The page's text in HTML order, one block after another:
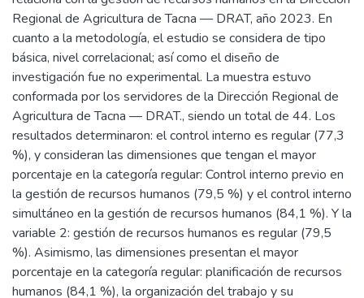
Regional de Agricultura de Tacna — DRAT, año 2023. En
cuanto a la metodología, el estudio se considera de tipo
básica, nivel correlacional; así como el diseño de
investigación fue no experimental. La muestra estuvo
conformada por los servidores de la Dirección Regional de
Agricultura de Tacna — DRAT., siendo un total de 44. Los
resultados determinaron: el control interno es regular (77,3
%), y consideran las dimensiones que tengan el mayor
porcentaje en la categoría regular: Control interno previo en
la gestión de recursos humanos (79,5 %) y el control interno
simultáneo en la gestión de recursos humanos (84,1 %). Y la
variable 2: gestión de recursos humanos es regular (79,5
%). Asimismo, las dimensiones presentan el mayor
porcentaje en la categoría regular: planificación de recursos
humanos (84,1 %), la organización del trabajo y su